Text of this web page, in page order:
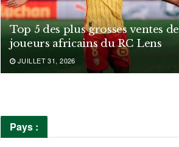
Top 5 des plus grosses ventes de
joueurs africains du RC Lens
JUILLET 31, 2026
Pays :